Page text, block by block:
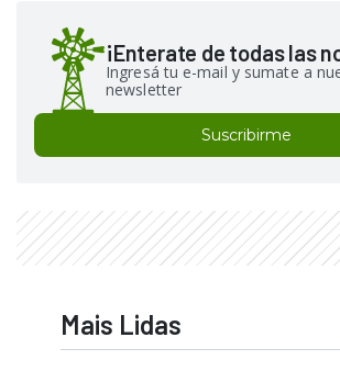
¡Enterate de todas las
Ingresá tu e-mail y sumate a
newsletter
Suscribirme
Mais Lidas